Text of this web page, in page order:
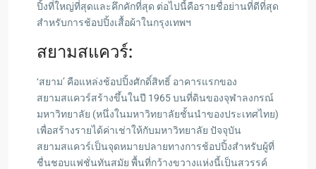
ปิ้งที่ใหญ่ที่สุดและคึกคักที่สุด ต่อไปนี้คือรายชื่อย่านที่ดีที่สุด
สำหรับการช้อปปิ้งเสื้อผ้าในกรุงเทพฯ
สยามสแควร์:
‘สยาม’ คือแหล่งช้อปปิ้งศักดิ์สิทธิ์ อาคารแรกของ
สยามสแควร์สร้างขึ้นในปี 1965 บนที่ดินของจุฬาลงกรณ์
มหาวิทยาลัย (หนึ่งในมหาวิทยาลัยชั้นนำของประเทศไทย)
เพื่อสร้างรายได้ค่าเช่าให้กับมหาวิทยาลัย ปัจจุบัน
สยามสแควร์เป็นจุดหมายปลายทางการช้อปปิ้งสำหรับผู้ที่
ชื่นชอบแฟชั่นทันสมัย ​​พื้นที่กว้างขวางแห่งนี้เป็นสวรรค์